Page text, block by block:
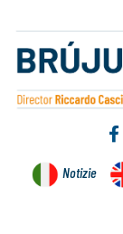
Notizie